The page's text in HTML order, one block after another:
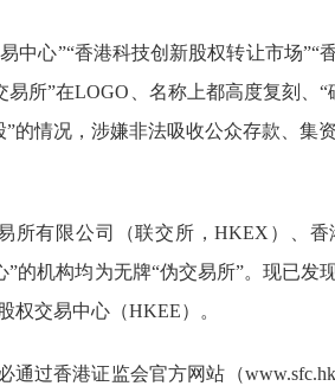
中心”“香港科技创新股权转让市场”“
易所”在LOGO、名称上都高度复刻、“
”的情况 ，涉嫌非法吸收公众存款、集
所有限公司（联交所，HKEX） 、 香
的机构均为无牌“伪交易所”。现已发
交易中心（HKEE）。
通过香港证监会官方网站（www.sfc.hk